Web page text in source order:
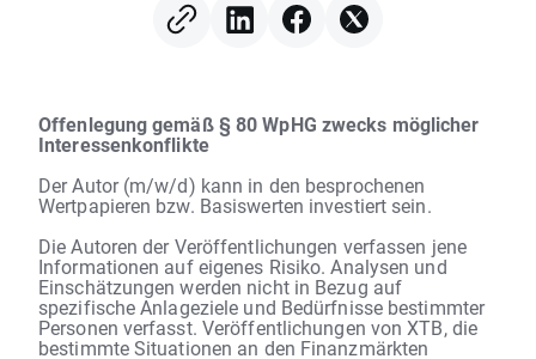
Offenlegung gemäß § 80 WpHG zwecks möglicher
Interessenkonflikte
Der Autor (m/w/d) kann in den besprochenen
Wertpapieren bzw. Basiswerten investiert sein.
Die Autoren der Veröffentlichungen verfassen jene
Informationen auf eigenes Risiko. Analysen und
Einschätzungen werden nicht in Bezug auf
spezifische Anlageziele und Bedürfnisse bestimmter
Personen verfasst. Veröffentlichungen von XTB, die
bestimmte Situationen an den Finanzmärkten